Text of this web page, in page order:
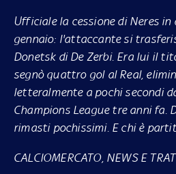
Ufficiale la cessione di Neres
gennaio: l'attaccante si
Donetsk di De Zerbi. Era lui il
segnò quattro gol al Real,
letteralmente a pochi secondi
Champions League tre anni fa.
rimasti pochissimi. E chi è
CALCIOMERCATO, NEWS E